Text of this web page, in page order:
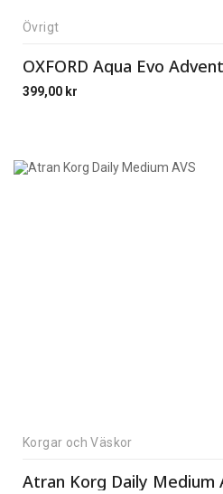
Övrigt
OXFORD Aqua Evo
399,00 kr
Korgar och Väskor
Atran Korg Daily Medium